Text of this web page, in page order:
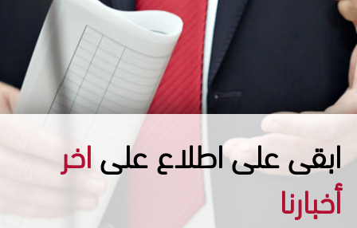
ابقى على اطلاع علىاخر
أخبارنا